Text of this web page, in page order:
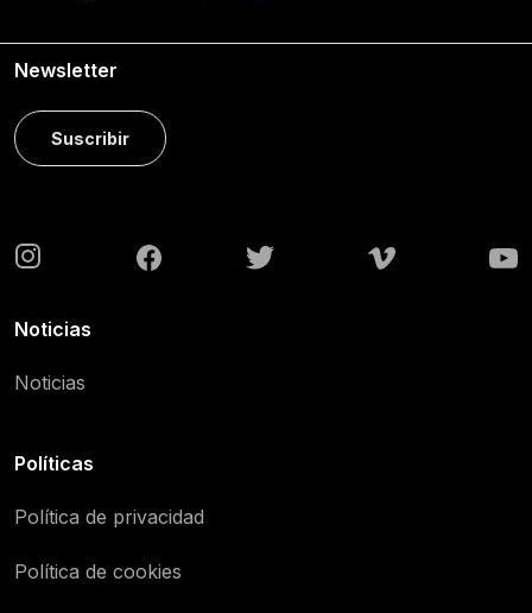
Newsletter
Suscribir
Noticias
Noticias
Políticas
Política de privacidad
Política de cookies